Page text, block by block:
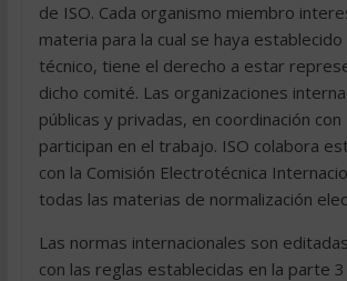
de ISO. Cada organismo miembro
materia para la cual se haya
técnico, tiene el derecho a estar
dicho comité. Las organizaciones
públicas y privadas, en coordinación
participan en el trabajo. ISO colabora
con la Comisión Electrotécnica
todas las materias de normalización
Las normas internacionales son
con las reglas establecidas en la parte